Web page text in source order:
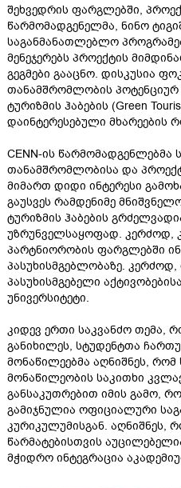
შეხვედრის ფარგლებში,
წარმომადგენელმა, ნინო
საგანმანათლებლო
მენეჯერებს პროექტის
გეგმები გააცნო. დისკუსია
თანამშრომლობის პოტენციურ
ტურიზმის ჰაბების (Green
დაინტერესებული მხარეების
CENN-ის წარმომადგენლებმა
თანამშრომლობისა და
მიმართ დიდი ინტერესი
გაუსვეს რამდენიმე
ტურიზმის ჰაბების
უზრუნველსაყოფად. კერძოდ,
პარტნიორობის ფარგლებში
პასუხისმგებლობაზე.
პასუხისმგებელი
უნივერსიტეტი.
კიდევ ერთი საკვანძო თემა,
განიხილეს, სტუდენტთა
მონაწილეებმა აღნიშნეს, რომ
მონაწილეობის საკითხი
განსაკუთრებით იმის გამო,
გამიჯნულია ოფიციალური
კურიკულუმისგან. აღნიშნეს,
წარმატებისთვის
მჭიდრო ინტეგრაცია